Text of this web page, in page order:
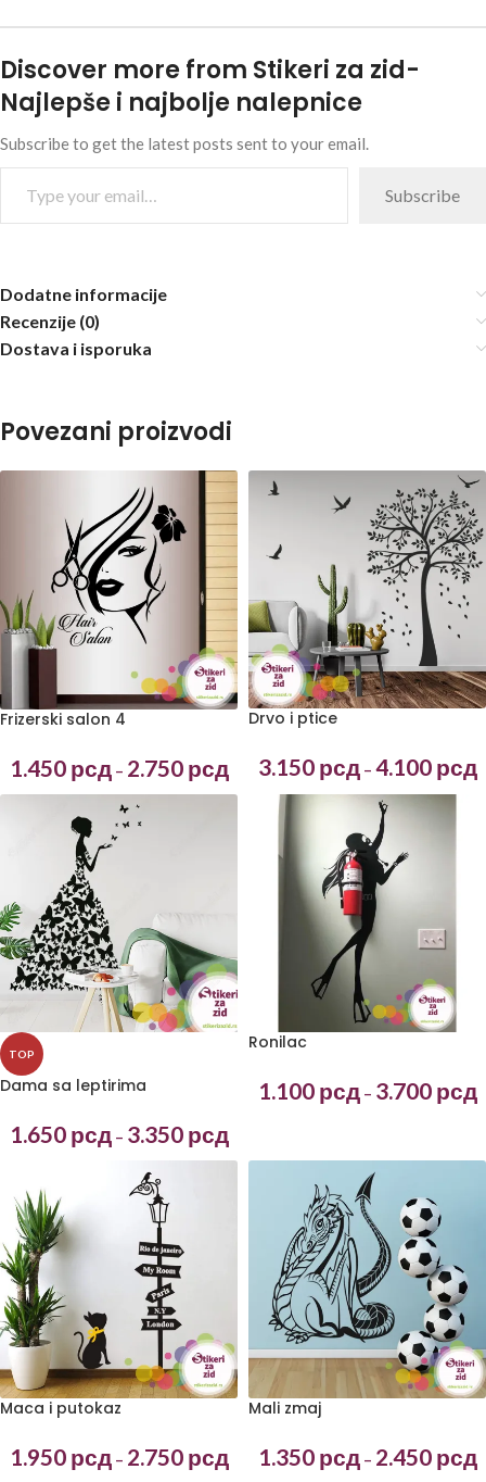
Discover more from Stikeri za zid-
Najlepše i najbolje nalepnice
Subscribe to get the latest posts sent to your email.
Subscribe
Dodatne informacije
Recenzije (0)
Dostava i isporuka
Povezani proizvodi
Frizerski salon 4
1.450 рсд – 2.750 рсд
Drvo i ptice
3.150 рсд – 4.100 рсд
TOP
Dama sa leptirima
1.650 рсд – 3.350 рсд
Ronilac
1.100 рсд – 3.700 рсд
Maca i putokaz
1.950 рсд – 2.750 рсд
Mali zmaj
1.350 рсд – 2.450 рсд